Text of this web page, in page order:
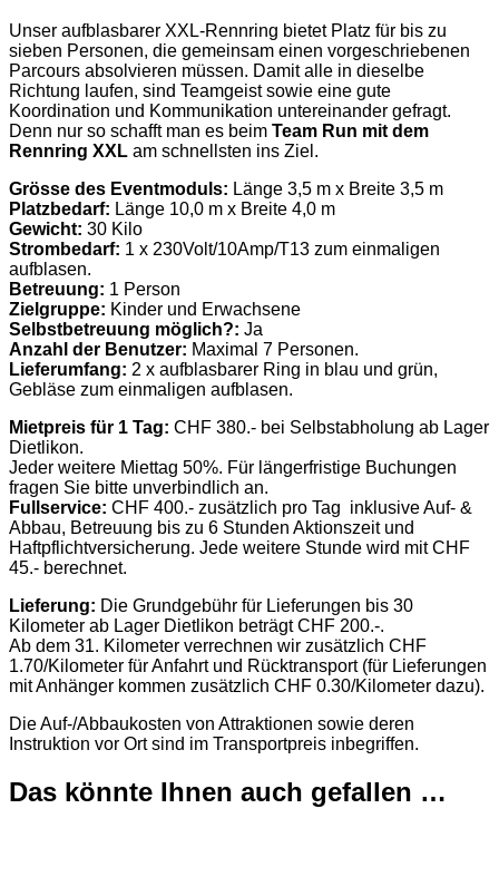
Unser aufblasbarer XXL-Rennring bietet Platz für bis zu
sieben Personen, die gemeinsam einen vorgeschriebenen
Parcours absolvieren müssen. Damit alle in dieselbe
Richtung laufen, sind Teamgeist sowie eine gute
Koordination und Kommunikation untereinander gefragt.
Denn nur so schafft man es beim Team Run mit dem
Rennring XXL am schnellsten ins Ziel.
Grösse des Eventmoduls: Länge 3,5 m x Breite 3,5 m
Platzbedarf: Länge 10,0 m x Breite 4,0 m
Gewicht: 30 Kilo
Strombedarf: 1 x 230Volt/10Amp/T13 zum einmaligen
aufblasen.
Betreuung: 1 Person
Zielgruppe: Kinder und Erwachsene
Selbstbetreuung möglich?: Ja
Anzahl der Benutzer: Maximal 7 Personen.
Lieferumfang: 2 x aufblasbarer Ring in blau und grün,
Gebläse zum einmaligen aufblasen.
Mietpreis für 1 Tag: CHF 380.- bei Selbstabholung ab Lager
Dietlikon.
Jeder weitere Miettag 50%. Für längerfristige Buchungen
fragen Sie bitte unverbindlich an.
Fullservice: CHF 400.- zusätzlich pro Tag inklusive Auf- &
Abbau, Betreuung bis zu 6 Stunden Aktionszeit und
Haftpflichtversicherung. Jede weitere Stunde wird mit CHF
45.- berechnet.
Lieferung: Die Grundgebühr für Lieferungen bis 30
Kilometer ab Lager Dietlikon beträgt CHF 200.-.
Ab dem 31. Kilometer verrechnen wir zusätzlich CHF
1.70/Kilometer für Anfahrt und Rücktransport (für Lieferungen
mit Anhänger kommen zusätzlich CHF 0.30/Kilometer dazu).
Die Auf-/Abbaukosten von Attraktionen sowie deren
Instruktion vor Ort sind im Transportpreis inbegriffen.
Das könnte Ihnen auch gefallen …